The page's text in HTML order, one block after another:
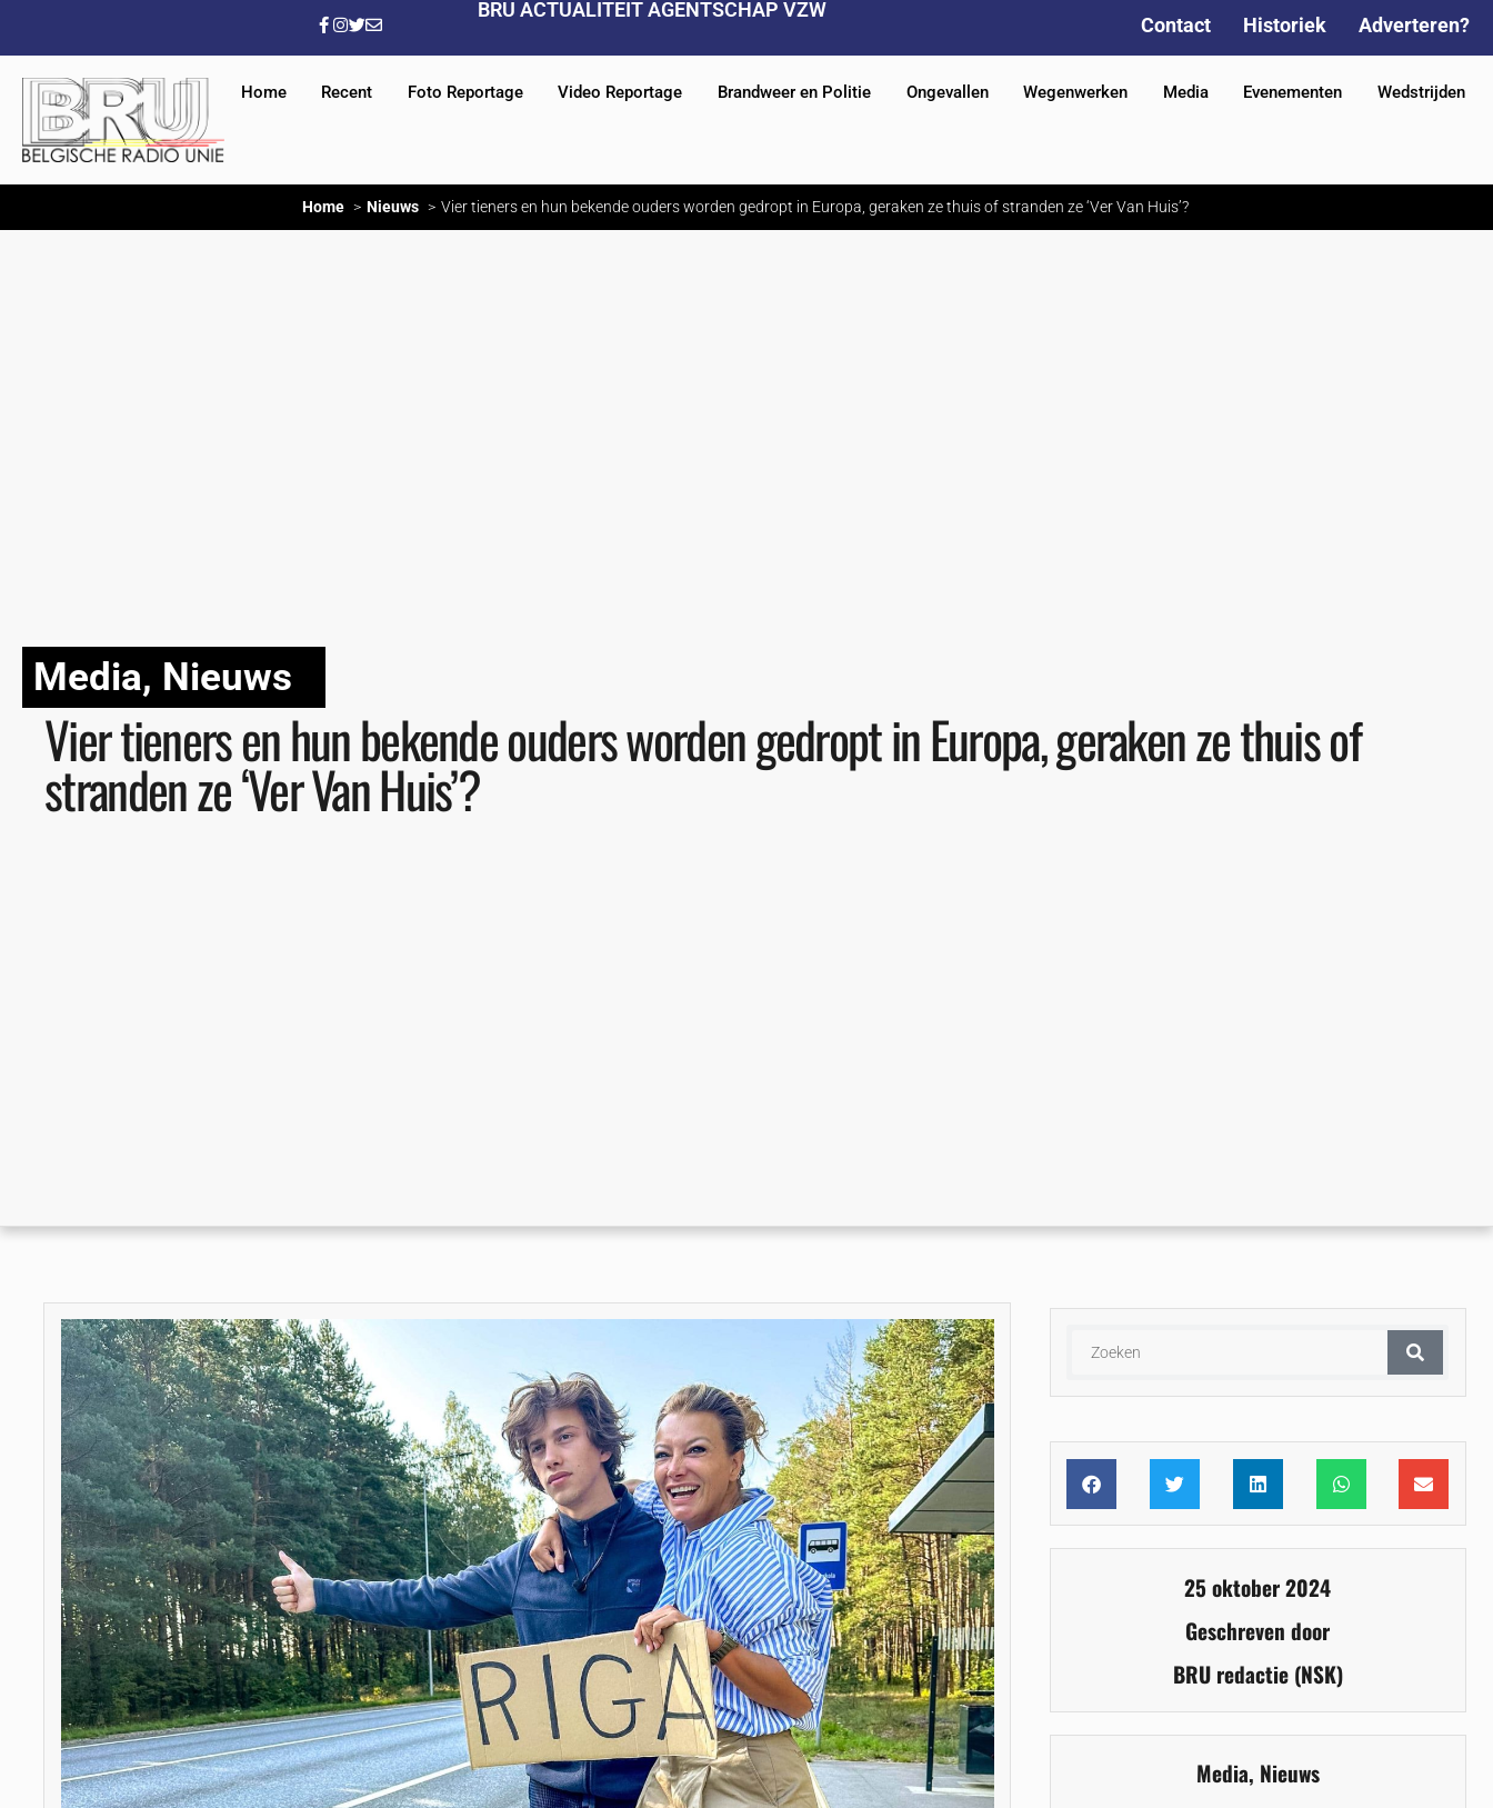
BRU ACTUALITEIT AGENTSCHAP VZW
Contact Historiek Adverteren?
Home Recent Foto Reportage Video Reportage Brandweer en Politie Ongevallen Wegenwerken Media Evenementen Wedstrijden
Home Nieuws Vier tieners en hun bekende ouders worden gedropt in Europa, geraken ze thuis of stranden ze ‘Ver Van Huis’?
Media, Nieuws
Vier tieners en hun bekende ouders worden gedropt in Europa, geraken ze thuis of
stranden ze ‘Ver Van Huis’?
25 oktober 2024
Geschreven door
BRU redactie (NSK)
Media, Nieuws